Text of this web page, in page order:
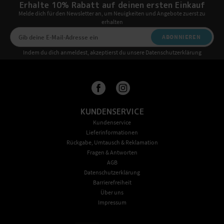
Erhalte 10% Rabatt auf deinen ersten Einkauf
Melde dich für den Newsletter an, um Neuigkeiten und Angebote zuerst zu
erhalten
ABONNIEREN
Indem du dich anmeldest, akzeptierst du unsere Datenschutzerklärung
KUNDENSERVICE
Kundenservice
Lieferinformationen
Rückgabe, Umtausch & Reklamation
Fragen & Antworten
AGB
Datenschutzerklärung
Barrierefreiheit
Über uns
Impressum